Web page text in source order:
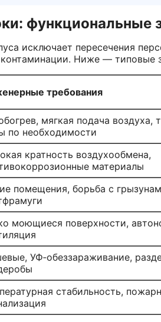
функциональные
исключает пересечения
контаминации. Ниже — типовые
требования
мягкая подача воздуха,
по необходимости
кратность воздухообмена,
материалы
помещения, борьба с
моющиеся поверхности,
УФ‑обеззараживание,
стабильность,